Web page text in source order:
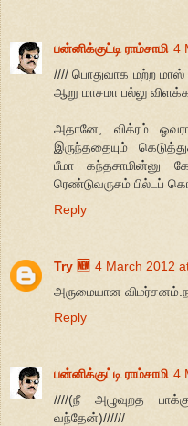
பன்னிக்குட்டி ராம்சாமி 4
//// பொதுவாக மற்ற மாஸ்
ஆறு மாசமா பல்லு
அதானே, விக்ரம்
இருந்ததையும்
பீமா கந்தசாமின்னு
ரெண்டுவருசம் பில்டப்
Reply
Try 🆕 4 March 2012
அருமையான
Reply
பன்னிக்குட்டி ராம்சாமி 4
////(நீ அழுவுறத
வந்தேன்)//////